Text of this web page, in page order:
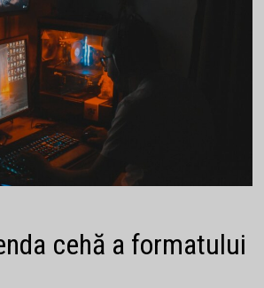
cehă a formatului